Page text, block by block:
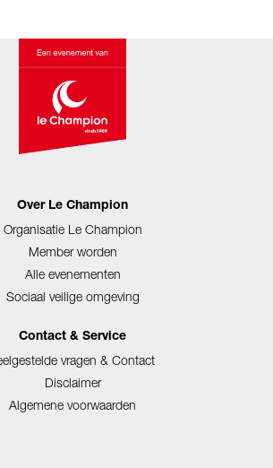
Over Le Champion
Organisatie Le Champion
Member worden
Alle evenementen
Sociaal veilige omgeving
Contact & Service
vragen & Contact
Disclaimer
Algemene voorwaarden